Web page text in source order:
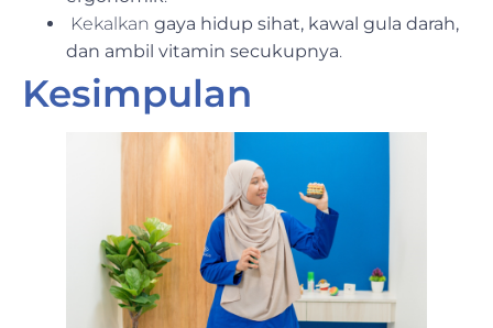
Kekalkan gaya hidup sihat, kawal gula darah,
dan ambil vitamin secukupnya.
Kesimpulan